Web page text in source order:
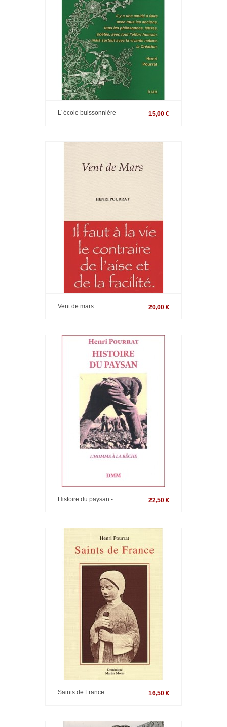
L´école buissonnière 15,00 €
Vent de mars 20,00 €
Histoire du paysan -... 22,50 €
Saints de France 16,50 €